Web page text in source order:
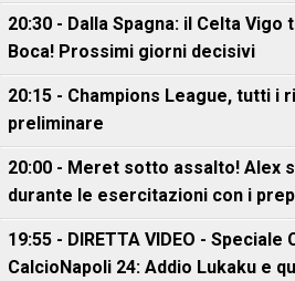
20:30 - Dalla Spagna: il Celta
Boca! Prossimi giorni decisivi
20:15 - Champions League, tutti i
preliminare
20:00 - Meret sotto assalto! Alex
durante le esercitazioni con i
19:55 - DIRETTA VIDEO -
CalcioNapoli 24: Addio Lukaku e